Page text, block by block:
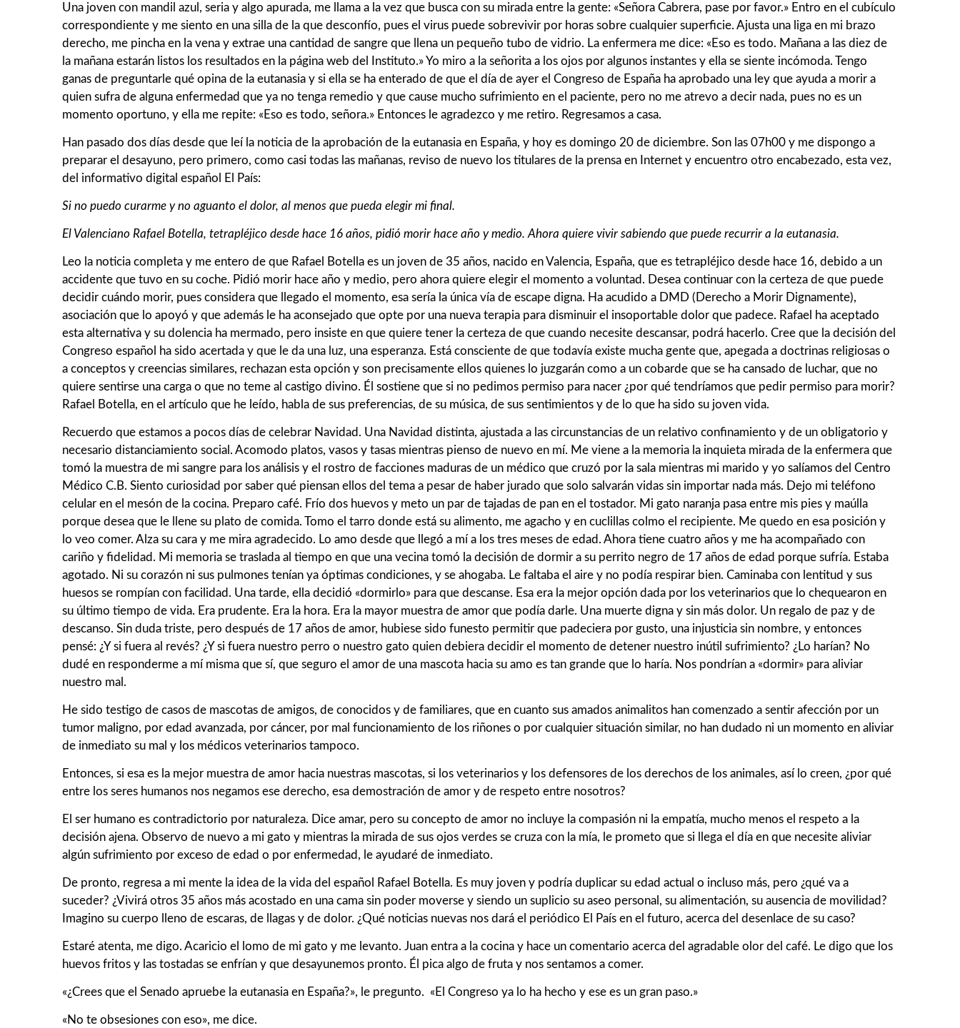
Una joven con mandil azul, seria y algo apurada, me llama a la vez que busca con su mirada entre la gente: «Señora Cabrera, pase por favor.» Entro en el cubículo
correspondiente y me siento en una silla de la que desconfío, pues el virus puede sobrevivir por horas sobre cualquier superficie. Ajusta una liga en mi brazo
derecho, me pincha en la vena y extrae una cantidad de sangre que llena un pequeño tubo de vidrio. La enfermera me dice: «Eso es todo. Mañana a las diez de
la mañana estarán listos los resultados en la página web del Instituto.» Yo miro a la señorita a los ojos por algunos instantes y ella se siente incómoda. Tengo
ganas de preguntarle qué opina de la eutanasia y si ella se ha enterado de que el día de ayer el Congreso de España ha aprobado una ley que ayuda a morir a
quien sufra de alguna enfermedad que ya no tenga remedio y que cause mucho sufrimiento en el paciente, pero no me atrevo a decir nada, pues no es un
momento oportuno, y ella me repite: «Eso es todo, señora.» Entonces le agradezco y me retiro. Regresamos a casa.
Han pasado dos días desde que leí la noticia de la aprobación de la eutanasia en España, y hoy es domingo 20 de diciembre. Son las 07h00 y me dispongo a
preparar el desayuno, pero primero, como casi todas las mañanas, reviso de nuevo los titulares de la prensa en Internet y encuentro otro encabezado, esta vez,
del informativo digital español El País:
Si no puedo curarme y no aguanto el dolor, al menos que pueda elegir mi final.
El Valenciano Rafael Botella, tetrapléjico desde hace 16 años, pidió morir hace año y medio. Ahora quiere vivir sabiendo que puede recurrir a la eutanasia.
Leo la noticia completa y me entero de que Rafael Botella es un joven de 35 años, nacido en Valencia, España, que es tetrapléjico desde hace 16, debido a un
accidente que tuvo en su coche. Pidió morir hace año y medio, pero ahora quiere elegir el momento a voluntad. Desea continuar con la certeza de que puede
decidir cuándo morir, pues considera que llegado el momento, esa sería la única vía de escape digna. Ha acudido a DMD (Derecho a Morir Dignamente),
asociación que lo apoyó y que además le ha aconsejado que opte por una nueva terapia para disminuir el insoportable dolor que padece. Rafael ha aceptado
esta alternativa y su dolencia ha mermado, pero insiste en que quiere tener la certeza de que cuando necesite descansar, podrá hacerlo. Cree que la decisión del
Congreso español ha sido acertada y que le da una luz, una esperanza. Está consciente de que todavía existe mucha gente que, apegada a doctrinas religiosas o
a conceptos y creencias similares, rechazan esta opción y son precisamente ellos quienes lo juzgarán como a un cobarde que se ha cansado de luchar, que no
quiere sentirse una carga o que no teme al castigo divino. Él sostiene que si no pedimos permiso para nacer ¿por qué tendríamos que pedir permiso para morir?
Rafael Botella, en el artículo que he leído, habla de sus preferencias, de su música, de sus sentimientos y de lo que ha sido su joven vida.
Recuerdo que estamos a pocos días de celebrar Navidad. Una Navidad distinta, ajustada a las circunstancias de un relativo confinamiento y de un obligatorio y
necesario distanciamiento social. Acomodo platos, vasos y tasas mientras pienso de nuevo en mí. Me viene a la memoria la inquieta mirada de la enfermera que
tomó la muestra de mi sangre para los análisis y el rostro de facciones maduras de un médico que cruzó por la sala mientras mi marido y yo salíamos del Centro
Médico C.B. Siento curiosidad por saber qué piensan ellos del tema a pesar de haber jurado que solo salvarán vidas sin importar nada más. Dejo mi teléfono
celular en el mesón de la cocina. Preparo café. Frío dos huevos y meto un par de tajadas de pan en el tostador. Mi gato naranja pasa entre mis pies y maúlla
porque desea que le llene su plato de comida. Tomo el tarro donde está su alimento, me agacho y en cuclillas colmo el recipiente. Me quedo en esa posición y
lo veo comer. Alza su cara y me mira agradecido. Lo amo desde que llegó a mí a los tres meses de edad. Ahora tiene cuatro años y me ha acompañado con
cariño y fidelidad. Mi memoria se traslada al tiempo en que una vecina tomó la decisión de dormir a su perrito negro de 17 años de edad porque sufría. Estaba
agotado. Ni su corazón ni sus pulmones tenían ya óptimas condiciones, y se ahogaba. Le faltaba el aire y no podía respirar bien. Caminaba con lentitud y sus
huesos se rompían con facilidad. Una tarde, ella decidió «dormirlo» para que descanse. Esa era la mejor opción dada por los veterinarios que lo chequearon en
su último tiempo de vida. Era prudente. Era la hora. Era la mayor muestra de amor que podía darle. Una muerte digna y sin más dolor. Un regalo de paz y de
descanso. Sin duda triste, pero después de 17 años de amor, hubiese sido funesto permitir que padeciera por gusto, una injusticia sin nombre, y entonces
pensé: ¿Y si fuera al revés? ¿Y si fuera nuestro perro o nuestro gato quien debiera decidir el momento de detener nuestro inútil sufrimiento? ¿Lo harían? No
dudé en responderme a mí misma que sí, que seguro el amor de una mascota hacia su amo es tan grande que lo haría. Nos pondrían a «dormir» para aliviar
nuestro mal.
He sido testigo de casos de mascotas de amigos, de conocidos y de familiares, que en cuanto sus amados animalitos han comenzado a sentir afección por un
tumor maligno, por edad avanzada, por cáncer, por mal funcionamiento de los riñones o por cualquier situación similar, no han dudado ni un momento en aliviar
de inmediato su mal y los médicos veterinarios tampoco.
Entonces, si esa es la mejor muestra de amor hacia nuestras mascotas, si los veterinarios y los defensores de los derechos de los animales, así lo creen, ¿por qué
entre los seres humanos nos negamos ese derecho, esa demostración de amor y de respeto entre nosotros?
El ser humano es contradictorio por naturaleza. Dice amar, pero su concepto de amor no incluye la compasión ni la empatía, mucho menos el respeto a la
decisión ajena. Observo de nuevo a mi gato y mientras la mirada de sus ojos verdes se cruza con la mía, le prometo que si llega el día en que necesite aliviar
algún sufrimiento por exceso de edad o por enfermedad, le ayudaré de inmediato.
De pronto, regresa a mi mente la idea de la vida del español Rafael Botella. Es muy joven y podría duplicar su edad actual o incluso más, pero ¿qué va a
suceder? ¿Vivirá otros 35 años más acostado en una cama sin poder moverse y siendo un suplicio su aseo personal, su alimentación, su ausencia de movilidad?
Imagino su cuerpo lleno de escaras, de llagas y de dolor. ¿Qué noticias nuevas nos dará el periódico El País en el futuro, acerca del desenlace de su caso?
Estaré atenta, me digo. Acaricio el lomo de mi gato y me levanto. Juan entra a la cocina y hace un comentario acerca del agradable olor del café. Le digo que los
huevos fritos y las tostadas se enfrían y que desayunemos pronto. Él pica algo de fruta y nos sentamos a comer.
«¿Crees que el Senado apruebe la eutanasia en España?», le pregunto. «El Congreso ya lo ha hecho y ese es un gran paso.»
«No te obsesiones con eso», me dice.